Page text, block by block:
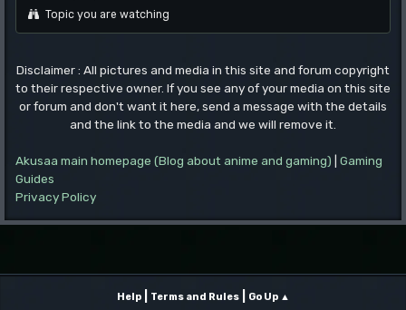
Topic you are watching
Disclaimer : All pictures and media in this site and forum copyright
to their respective owner. If you see any of your media on this site
or forum and don't want it here, send a message with the details
and the link to the media and we will remove it.
Akusaa main homepage (Blog about anime and gaming) | Gaming
Guides
Privacy Policy
Help| Terms and Rules| Go Up ▲